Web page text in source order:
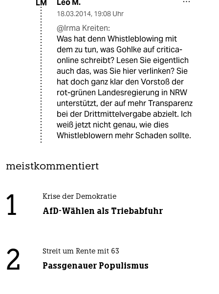
LM Leo M.
18.03.2014, 19:08 Uhr
@Irma Kreiten:
Was hat denn Whistleblowing mit
dem zu tun, was Gohlke auf critica-
online schreibt? Lesen Sie eigentlich
auch das, was Sie hier verlinken? Sie
hat doch ganz klar den Vorstoß der
rot-grünen Landesregierung in NRW
unterstützt, der auf mehr Transparenz
bei der Drittmittelvergabe abzielt. Ich
weiß jetzt nicht genau, wie dies
Whistleblowern mehr Schaden sollte.
meistkommentiert
1 Krise der Demokratie
AfD-Wählen als Triebabfuhr
2 Streit um Rente mit 63
Passgenauer Populismus